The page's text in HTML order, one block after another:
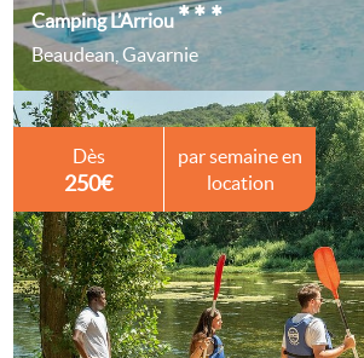
Camping L’Arriou***
Beaudean, Gavarnie
Dès
250€
par semaine en
location